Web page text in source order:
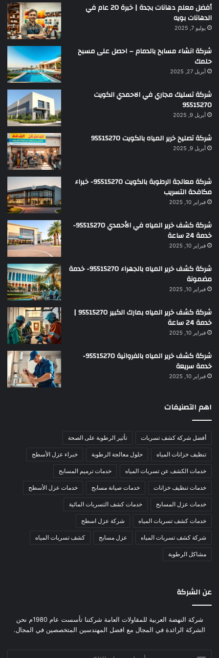
أفضل معلم دهانات بجدة | خبرة 20 عام في
الدهانات بويه
يوليو 7, 2025
شركة انشاء مسابح بالدمام – احصل على مسبح
حلمك
أبريل 27, 2025
شركة تسليك مجاري في الاحمدي الكويت
95515270
أبريل 9, 2025
شركة تصليح خرير المياه بالكويت 95515270
أبريل 9, 2025
شركة معالجة الرطوبة بالكويت 95515270- خبراء
مكافحة التسريب
فبراير 10, 2025
شركة كشف خرير المياه في الأحمدي 95515270-
خدمة 24 ساعة
فبراير 10, 2025
شركة كشف خرير المياه بالجهراء 95515270- خدمة
مضمونة
فبراير 10, 2025
شركة كشف خرير المياه بمارك الكبير 95515270 |
خدمة 24 ساعة
فبراير 10, 2025
شركة كشف خرير المياه بالفروانية 95515270-
خدمة سريعة
فبراير 10, 2025
اهم التصنيفات
أفضل شركة كشف تسربات تأثير الرطوبة على الصحة
تنظيف خزانات المياه حلول معالجة الرطوبة خبراء عزل الأسطح
خدمات الكشف عن تسربات المياه خدمات ترميم المسابح
خدمات تنظيف خزانات خدمات صيانة مسابح خدمات عزل الأسطح
خدمات عزل المسابح خدمات كشف التسربات المائية
خدمات كشف تسربات المياه شركة عزل اسطح
شركة كشف تسربات المياه عزل مسابح كشف تسربات المياه
مشاكل الرطوبة
عن الشركة
شركة النهضة العربية للمقاولات العامة شركتنا تأسست عام 1980م نحن
الشركة الرائدة في المجال مع افضل المهندسين المتخصصين في المجال.